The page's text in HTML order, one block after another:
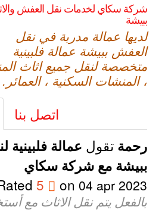
شركة سكاي لخدمات نقل العفش والاثاث
ببيشة
لديها عمالة مدربة في نقل
العفش ببيشة عمالة فلبينية
متخصصة لنقل جميع اثاث
، المنشات السكنية ، العمائر.
اتصل بنا
رحمةتقولعمالة فلبينية
ببيشة مع شركة سكاي
Rated 5 on04 apr 2023
بالفعل يتم نقل الاثاث مع